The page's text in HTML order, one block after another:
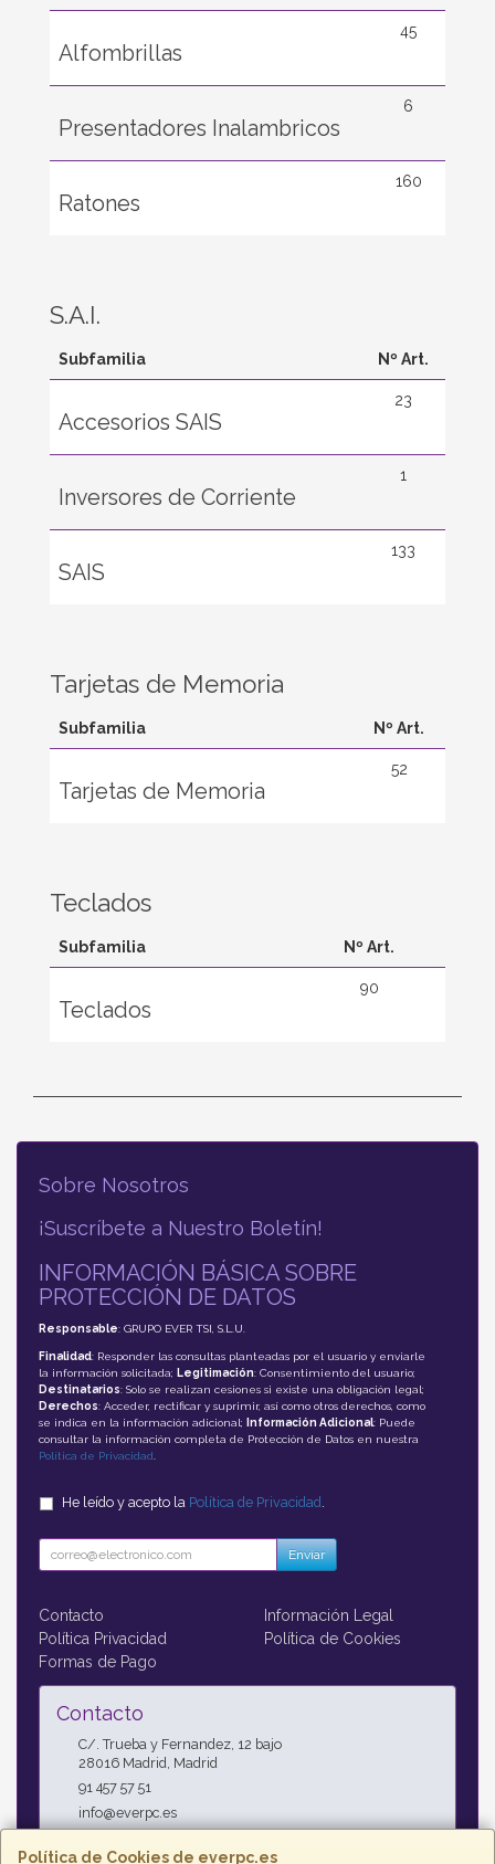
Alfombrillas
45
Presentadores Inalambricos
6
Ratones
160
S.A.I.
Subfamilia Nº Art.
Accesorios SAIS
23
Inversores de Corriente
1
SAIS
133
Tarjetas de Memoria
Subfamilia Nº Art.
Tarjetas de Memoria
52
Teclados
Subfamilia Nº Art.
Teclados
90
Política de Cookies de everpc.es
Sobre Nosotros
¡Suscríbete a Nuestro Boletín!
INFORMACIÓN BÁSICA SOBRE
PROTECCIÓN DE DATOS
Responsable: GRUPO EVER TSI, S.L.U.
Finalidad: Responder las consultas planteadas por el usuario y enviarle
la información solicitada; Legitimación: Consentimiento del usuario;
Destinatarios: Solo se realizan cesiones si existe una obligación legal;
Derechos: Acceder, rectificar y suprimir, así como otros derechos, como
se indica en la información adicional;
Información Adicional: Puede
consultar la información completa de Protección de Datos en nuestra
Política de Privacidad
He leído y acepto la Política de Privacidad .
Enviar
Contacto
Información Legal
Política Privacidad
Política de Cookies
Formas de Pago
Contacto
C/. Trueba y Fernandez, 12 bajo
28016 Madrid, Madrid
91 457 57 51
info@everpc.es